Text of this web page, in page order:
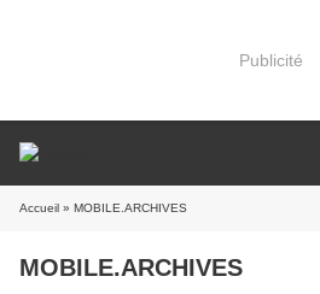
Publicité
Accueil » MOBILE.ARCHIVES
MOBILE.ARCHIVES